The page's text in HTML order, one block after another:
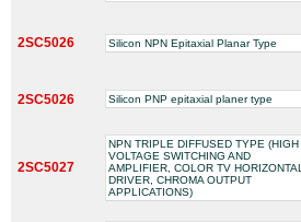
2SC5026 Silicon NPN Epitaxial Planar Type
2SC5026 Silicon PNP epitaxial planer type
2SC5027
NPN TRIPLE DIFFUSED TYPE (HIGH
VOLTAGE SWITCHING AND
AMPLIFIER, COLOR TV HORIZONTAL
DRIVER, CHROMA OUTPUT
APPLICATIONS)